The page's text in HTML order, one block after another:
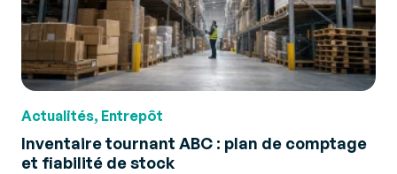
Actualités, Entrepôt
Inventaire tournant ABC : plan de comptage
et fiabilité de stock